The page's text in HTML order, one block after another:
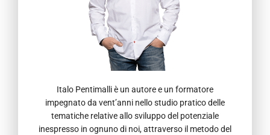
Italo Pentimalli è un autore e un formatore
impegnato da vent’anni nello studio praticodelle
tematiche relative allo sviluppo del potenziale
inespresso in ognuno di noi,attraverso il metodo del